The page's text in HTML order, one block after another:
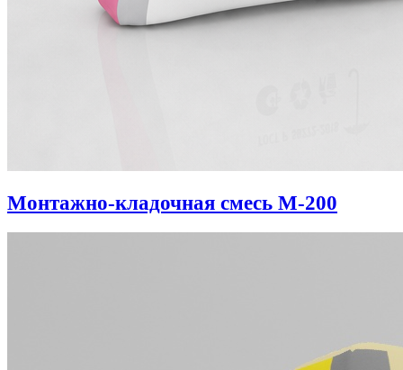
Монтажно-кладочная смесь М-200